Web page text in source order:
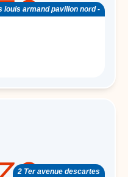
louis armand pavillon nord -
2 Ter avenue descartes